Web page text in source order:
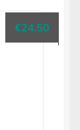
€24.50